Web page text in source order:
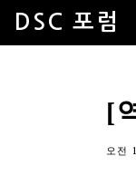
DSC 포럼
[
오전